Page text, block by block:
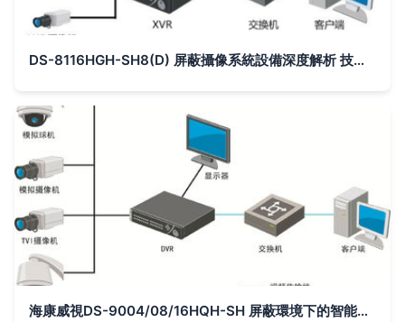
DS-8116HGH-SH8(D) 屏蔽攝像系統設備深度解析 技術、部署與應用前景
海康威視DS-9004/08/16HQH-SH 屏蔽環境下的智能監控利器